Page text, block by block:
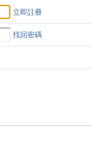
立即註冊
找回密碼